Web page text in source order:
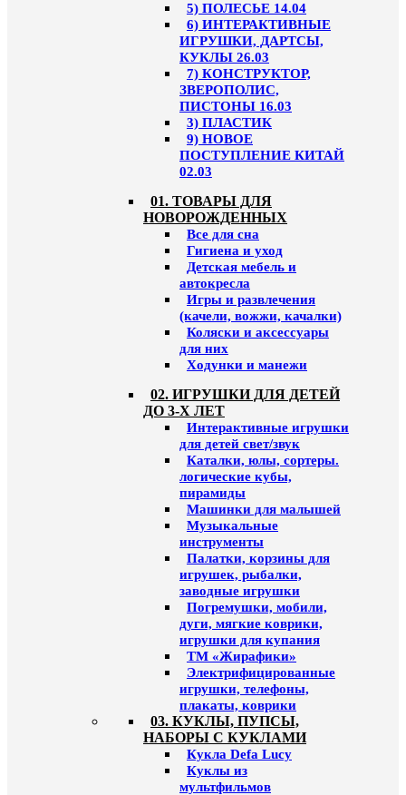
5) ПОЛЕСЬЕ 14.04
6) ИНТЕРАКТИВНЫЕ
ИГРУШКИ, ДАРТСЫ,
КУКЛЫ 26.03
7) КОНСТРУКТОР,
ЗВЕРОПОЛИС,
ПИСТОНЫ 16.03
3) ПЛАСТИК
9) НОВОЕ
ПОСТУПЛЕНИЕ КИТАЙ
02.03
01. ТОВАРЫ ДЛЯ
НОВОРОЖДЕННЫХ
Все для сна
Гигиена и уход
Детская мебель и
автокресла
Игры и развлечения
(качели, вожжи, качалки)
Коляски и аксессуары
для них
Ходунки и манежи
02. ИГРУШКИ ДЛЯ ДЕТЕЙ
ДО 3-Х ЛЕТ
Интерактивные игрушки
для детей свет/звук
Каталки, юлы, сортеры.
логические кубы,
пирамиды
Машинки для малышей
Музыкальные
инструменты
Палатки, корзины для
игрушек, рыбалки,
заводные игрушки
Погремушки, мобили,
дуги, мягкие коврики,
игрушки для купания
ТМ «Жирафики»
Электрифицированные
игрушки, телефоны,
плакаты, коврики
03. КУКЛЫ, ПУПСЫ,
НАБОРЫ С КУКЛАМИ
Кукла Defa Lucy
Куклы из
мультфильмов